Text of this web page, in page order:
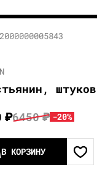
₽6450₽ -20%
В КОРЗИНУ